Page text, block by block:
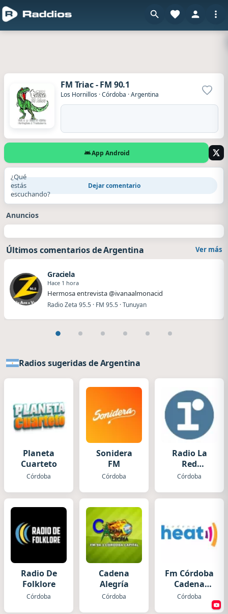
FM Triac - FM 90.1
Los Hornillos ·Córdoba ·Argentina
App Android
¿Qué
estás
escuchando?
Dejar comentario
Anuncios
Últimos comentarios de Argentina Ver más
Graciela
Hace 1 hora
Hermosa entrevista @ivanaalmonacid
Radio Zeta 95.5 · FM 95.5 · Tunuyan
Radios sugeridas de Argentina
Planeta
Cuarteto
Córdoba
Sonidera
FM
Córdoba
Radio La
Red
Córdoba
Córdoba
Radio De
Folklore
Córdoba
Cadena
Alegría
Córdoba
Fm Córdoba
Cadena
Heat
Córdoba